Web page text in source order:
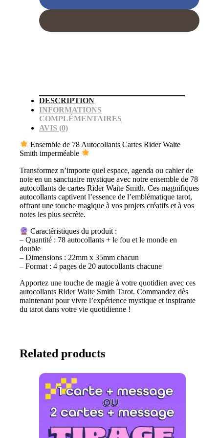
journaling
autocollants)
DESCRIPTION
INFORMATIONS
COMPLÉMENTAIRES
AVIS (0)
Ensemble de 78 Autocollants Cartes Rider Waite
Smith imperméable
Transformez n’importe quel espace, agenda ou cahier de
note en un sanctuaire mystique avec notre ensemble de 78
autocollants de cartes Rider Waite Smith. Ces magnifiques
autocollants captivent l’essence de l’emblématique tarot,
offrant une touche magique à vos projets créatifs et à vos
notes les plus secrète.
Caractéristiques du produit :
– Quantité : 78 autocollants + le fou et le monde en
double
– Dimensions : 22mm x 35mm chacun
– Format : 4 pages de 20 autocollants chacune
Apportez une touche de magie à votre quotidien avec ces
autocollants Rider Waite Smith Tarot. Commandez dès
maintenant pour vivre l’expérience mystique et inspirante
du tarot dans votre vie quotidienne !
Related products
Ce
produit
plusieurs
variations.
options